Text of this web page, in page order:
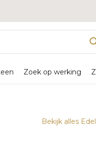
Zoek op werking
Bekijk alles